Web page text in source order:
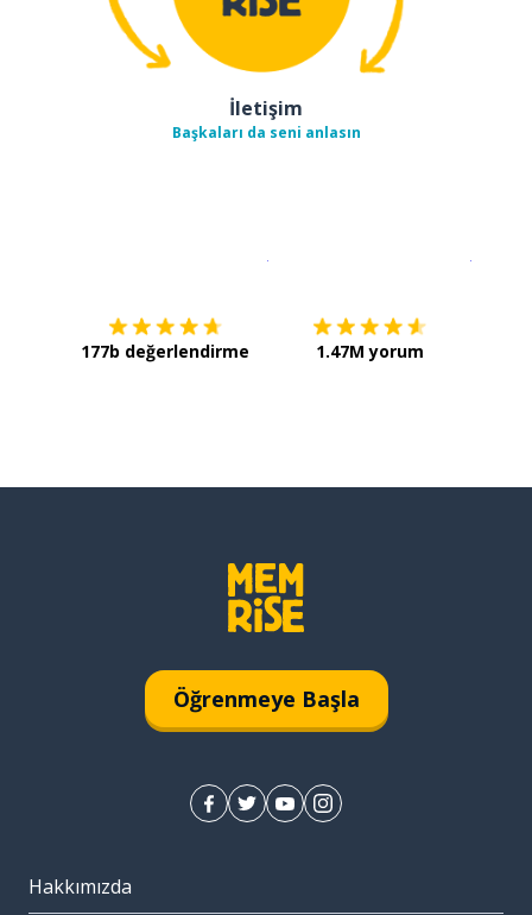
İletişim
Başkaları da seni anlasın
177b değerlendirme 1.47M yorum
Öğrenmeye Başla
Hakkımızda